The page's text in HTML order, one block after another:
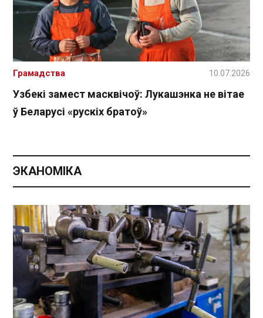
Узбекі замест масквічоў: Лукашэнка не вітае
ў Беларусі «рускіх братоў»
Грамадства 10.07.2026
ЭКАНОМІКА